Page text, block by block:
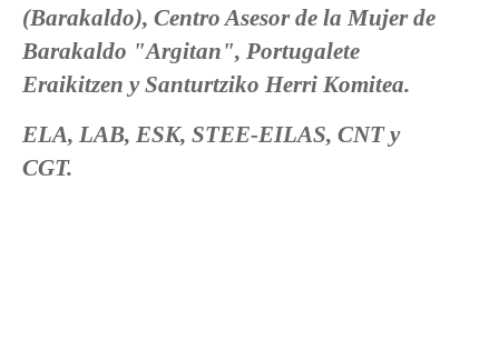
(Barakaldo), Centro Asesor de la Mujer de
Barakaldo "Argitan", Portugalete
Eraikitzen y Santurtziko Herri Komitea.
ELA, LAB, ESK, STEE-EILAS, CNT y
CGT.